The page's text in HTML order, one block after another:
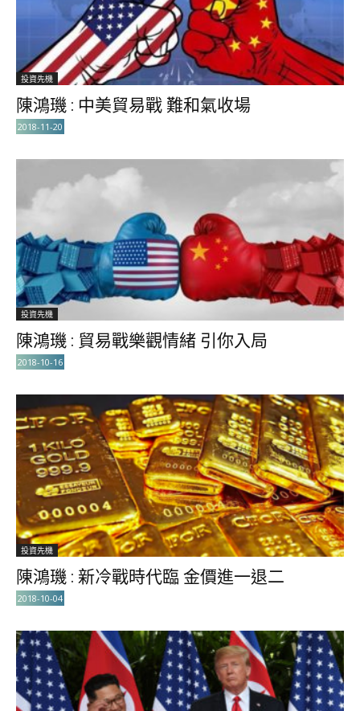
投資先機
陳鴻璣 : 中美貿易戰 難和氣收場
2018-11-20
投資先機
陳鴻璣 : 貿易戰樂觀情緒 引你入局
2018-10-16
投資先機
陳鴻璣 : 新冷戰時代臨 金價進一退二
2018-10-04